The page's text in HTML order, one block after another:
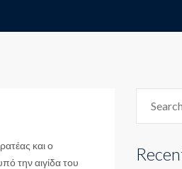
και ο
την αιγίδα του